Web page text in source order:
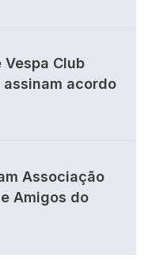
Vespa Club
acordo
Associação
Amigos do